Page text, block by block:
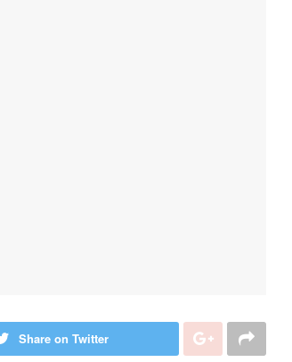
Share on Twitter